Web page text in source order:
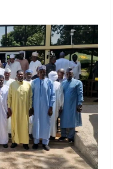
du6ᵉ
une operation de
trotoirs pour fluidifier